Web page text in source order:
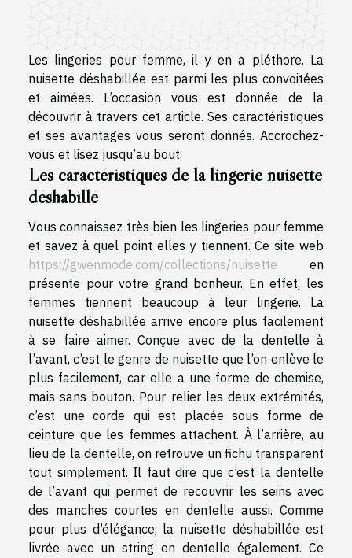
Les lingeries pour femme, il y en a pléthore. La
nuisette déshabillée est parmi les plus convoitées
et aimées. L’occasion vous est donnée de la
découvrir à travers cet article. Ses caractéristiques
et ses avantages vous seront donnés. Accrochez-
vous et lisez jusqu’au bout.
Les caractéristiques de la lingerie nuisette
déshabillé
Vous connaissez très bien les lingeries pour femme
et savez à quel point elles y tiennent. Ce site web
https://gwenmode.com/collections/nuisette en
présente pour votre grand bonheur. En effet, les
femmes tiennent beaucoup à leur lingerie. La
nuisette déshabillée arrive encore plus facilement
à se faire aimer. Conçue avec de la dentelle à
l’avant, c’est le genre de nuisette que l’on enlève le
plus facilement, car elle a une forme de chemise,
mais sans bouton. Pour relier les deux extrémités,
c’est une corde qui est placée sous forme de
ceinture que les femmes attachent. À l’arrière, au
lieu de la dentelle, on retrouve un fichu transparent
tout simplement. Il faut dire que c’est la dentelle
de l’avant qui permet de recouvrir les seins avec
des manches courtes en dentelle aussi. Comme
pour plus d’élégance, la nuisette déshabillée est
livrée avec un string en dentelle également. Ce